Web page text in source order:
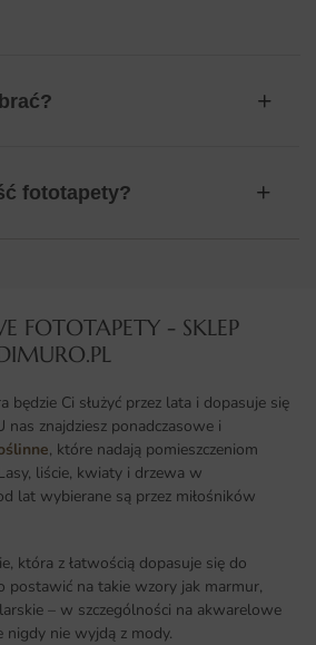
fototapety?
FOTOTAPETY - SKLEP
będzie Ci służyć przez lata i dopasuje się
znajdziesz ponadczasowe i
, które nadają pomieszczeniom
liście, kwiaty i drzewa w
lat wybierane są przez miłośników
która z łatwością dopasuje się do
postawić na takie wzory jak marmur,
– w szczególności na akwarelowe
nigdy nie wyjdą z mody.